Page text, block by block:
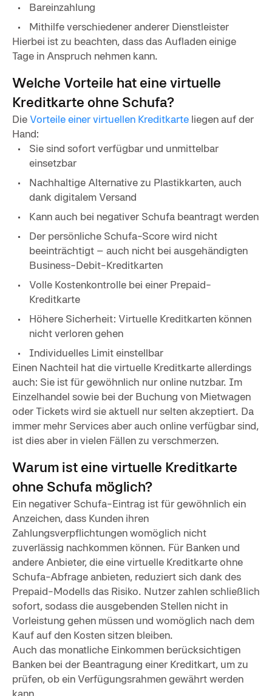
Bareinzahlung
Mithilfe verschiedener anderer Dienstleister
Hierbei ist zu beachten, dass das Aufladen einige
Tage in Anspruch nehmen kann.
Welche Vorteile hat eine virtuelle
Kreditkarte ohne Schufa?
DieVorteile einer virtuellen Kreditkarte liegen auf der
Hand:
Sie sind sofort verfügbar und unmittelbar
einsetzbar
Nachhaltige Alternative zu Plastikkarten, auch
dank digitalem Versand
Kann auch bei negativer Schufa beantragt werden
Der persönliche Schufa-Score wird nicht
beeinträchtigt – auch nicht bei ausgehändigten
Business-Debit-Kreditkarten
Volle Kostenkontrolle bei einer Prepaid-
Kreditkarte
Höhere Sicherheit: Virtuelle Kreditkarten können
nicht verloren gehen
Individuelles Limit einstellbar
Einen Nachteil hat die virtuelle Kreditkarte allerdings
auch: Sie ist für gewöhnlich nur online nutzbar. Im
Einzelhandel sowie bei der Buchung von Mietwagen
oder Tickets wird sie aktuell nur selten akzeptiert. Da
immer mehr Services aber auch online verfügbar sind,
ist dies aber in vielen Fällen zu verschmerzen.
Warum ist eine virtuelle Kreditkarte
ohne Schufa möglich?
Ein negativer Schufa-Eintrag ist für gewöhnlich ein
Anzeichen, dass Kunden ihren
Zahlungsverpflichtungen womöglich nicht
zuverlässig nachkommen können. Für Banken und
andere Anbieter, die eine virtuelle Kreditkarte ohne
Schufa-Abfrage anbieten, reduziert sich dank des
Prepaid-Modells das Risiko. Nutzer zahlen schließlich
sofort, sodass die ausgebenden Stellen nicht in
Vorleistung gehen müssen und womöglich nach dem
Kauf auf den Kosten sitzen bleiben.
Auch das monatliche Einkommen berücksichtigen
Banken bei der Beantragung einer Kreditkart, um zu
prüfen, ob ein Verfügungsrahmen gewährt werden